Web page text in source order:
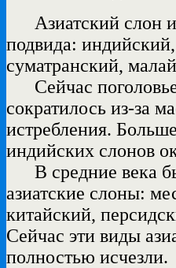
Азиатский слон
подвида:
суматранский,
Сейчас поголовье
сократилось из-за
истребления.
индийских слонов
В средние века
азиатские слоны:
китайский,
Сейчас эти виды
полностью исчезли.